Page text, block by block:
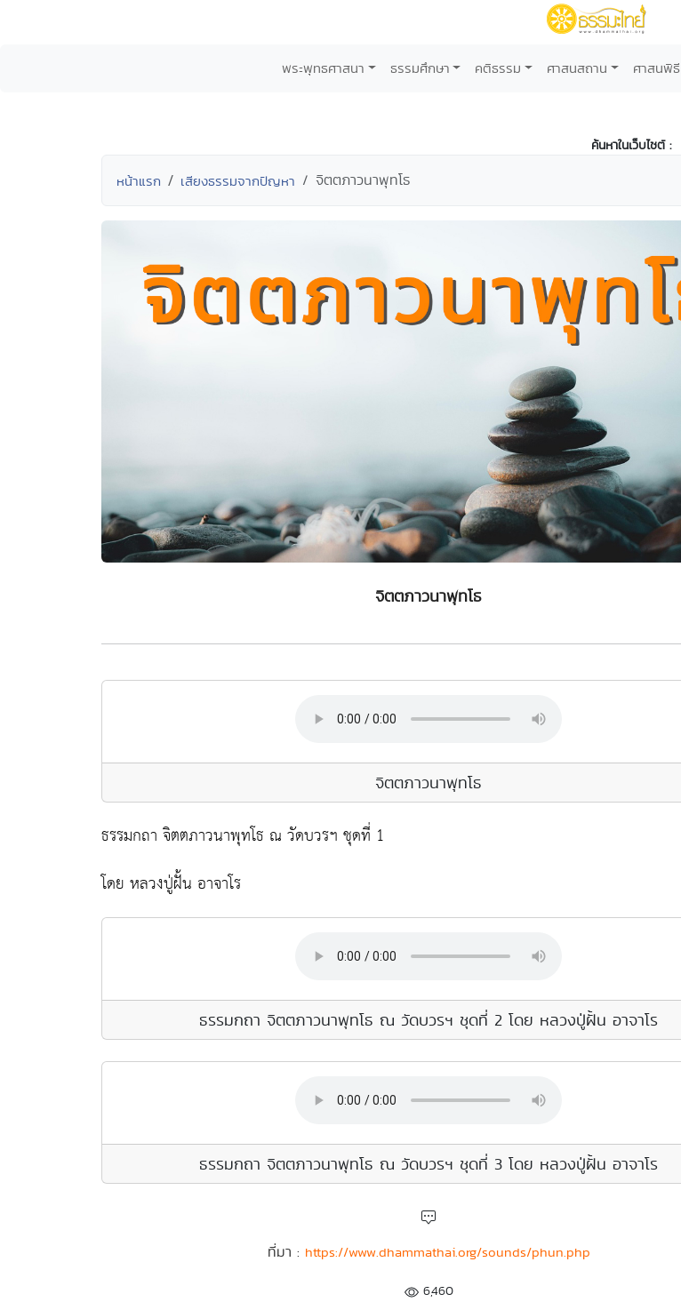
พระพุทธศาสนา ธรรมศึกษา คติธรรม ศาสนสถาน ศาสนพิธี
ค้นหาในเว็บไซต์ :
หน้าแรก เสียงธรรมจากปัญหา จิตตภาวนาพุทโธ
จิตตภาวนาพุทโธ
จิตตภาวนาพุทโธ
ธรรมกถา จิตตภาวนาพุทโธ ณ วัดบวรฯ ชุดที่ 1
โดย หลวงปู่ฝั้น อาจาโร
ธรรมกถา จิตตภาวนาพุทโธ ณ วัดบวรฯ ชุดที่ 2 โดย หลวงปู่ฝั้น อาจาโร
ธรรมกถา จิตตภาวนาพุทโธ ณ วัดบวรฯ ชุดที่ 3 โดย หลวงปู่ฝั้น อาจาโร
ที่มา : https://www.dhammathai.org/sounds/phun.php
6,460